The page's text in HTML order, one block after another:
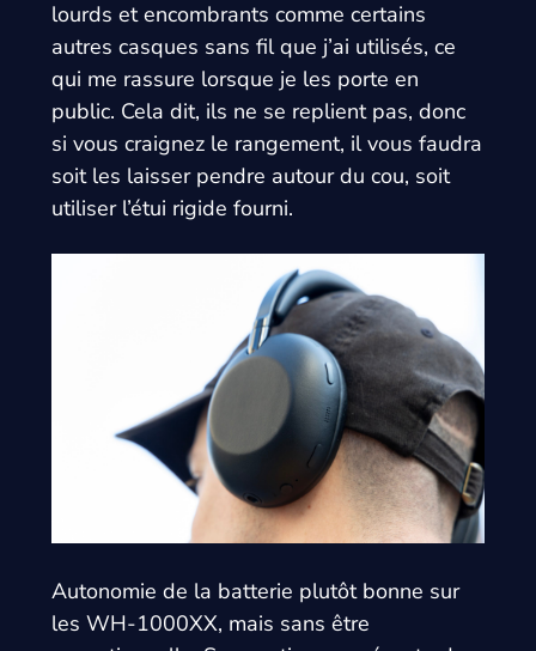
lourds et encombrants comme certains
autres casques sans fil que j’ai utilisés, ce
qui me rassure lorsque je les porte en
public. Cela dit, ils ne se replient pas, donc
si vous craignez le rangement, il vous faudra
soit les laisser pendre autour du cou, soit
utiliser l’étui rigide fourni.
Autonomie de la batterie plutôt bonne sur
les WH-1000XX, mais sans être